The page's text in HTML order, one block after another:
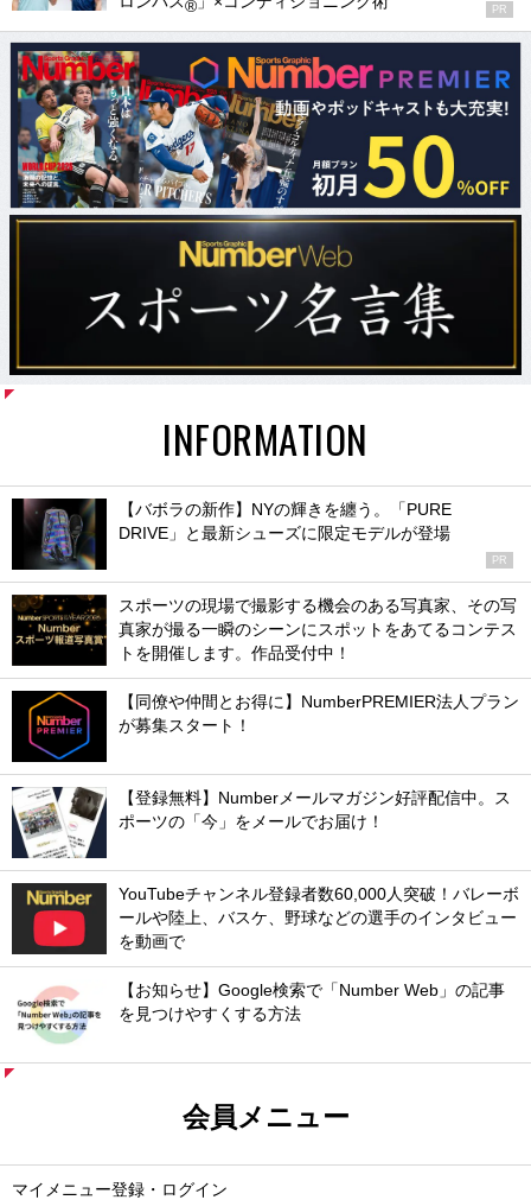
® PR
INFORMATION
【バボラの新作】NYの輝きを纏う。「PURE
DRIVE」と最新シューズに限定モデルが登場
PR
スポーツの現場で撮影する機会のある写真家、その写
真家が撮る一瞬のシーンにスポットをあてるコンテス
トを開催します。作品受付中！
【同僚や仲間とお得に】NumberPREMIER法人プラン
が募集スタート！
【登録無料】Numberメールマガジン好評配信中。ス
ポーツの「今」をメールでお届け！
YouTubeチャンネル登録者数60,000人突破！バレーボ
ールや陸上、バスケ、野球などの選手のインタビュー
を動画で
【お知らせ】Google検索で「Number Web」の記事
を見つけやすくする方法
会員メニュー
マイメニュー登録・ログイン